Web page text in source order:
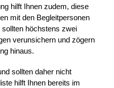
hilft Ihnen zudem, diese
mit den Begleitpersonen
höchstens zwei
verunsichern und zögern
hinaus.
sollten daher nicht
hilft Ihnen bereits im